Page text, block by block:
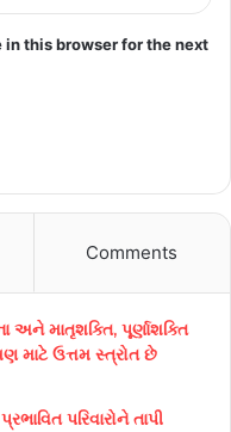
this browser for the next
Comments
અને માતૃશક્તિ, પૂર્ણાશક્તિ
માટે ઉત્તમ સ્ત્રોત છે
પરિવારોને તાપી